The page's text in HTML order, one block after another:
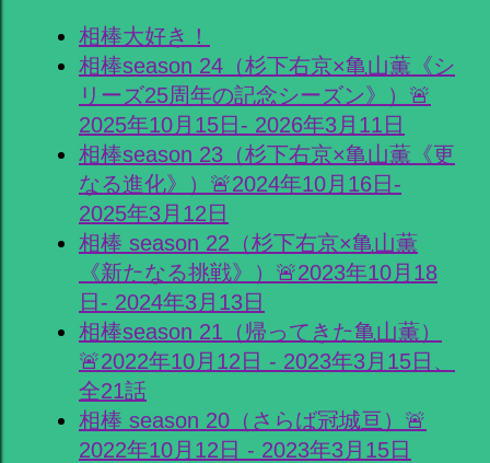
相棒大好き！
相棒season 24（杉下右京×亀山薫《シ
リーズ25周年の記念シーズン》）🚨
2025年10月15日- 2026年3月11日
相棒season 23（杉下右京×亀山薫《更
なる進化》）🚨2024年10月16日-
2025年3月12日
相棒 season 22（杉下右京×亀山薫
《新たなる挑戦》）🚨2023年10月18
日- 2024年3月13日
相棒season 21（帰ってきた亀山薫）
🚨2022年10月12日 - 2023年3月15日、
全21話
相棒 season 20（さらば冠城亘）🚨
2022年10月12日 - 2023年3月15日